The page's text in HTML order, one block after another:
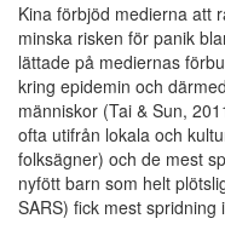
Kina förbjöd medierna att
minska risken för panik
lättade på mediernas
kring epidemin och
människor (Tai & Sun,
ofta utifrån lokala och
folksägner) och de mest
nyfött barn som helt
SARS) fick mest